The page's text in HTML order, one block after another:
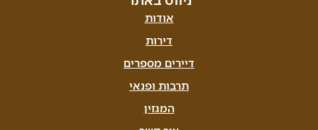
אודות
דירות
דיירים מספרים
תרבות ופנאי
המגזין